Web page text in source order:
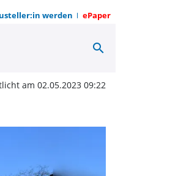
werden ePaper
| OWZ
search
am 02.05.2023 09:22